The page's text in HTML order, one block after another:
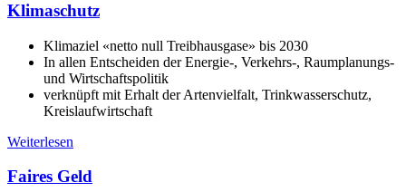
Klimaschutz
Klimaziel «netto null Treibhausgase» bis 2030
In allen Entscheiden der Energie-, Verkehrs-, Raumplanungs-
und Wirtschaftspolitik
verknüpft mit Erhalt der Artenvielfalt, Trinkwasserschutz,
Kreislaufwirtschaft
Weiterlesen
Faires Geld